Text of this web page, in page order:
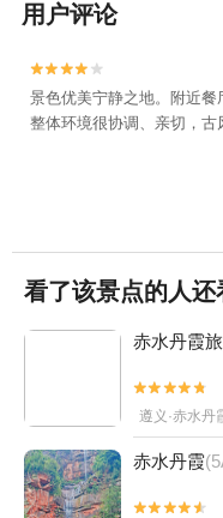
用户评论


景色优美宁静之地。附近
整体环境很协调、亲切，古
看了该景点的人还
赤水丹霞


遵义·赤水丹
赤水丹霞

